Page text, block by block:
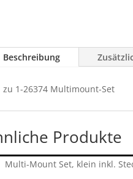
Beschreibung
zu 1-26374 Multimount-Set
Produkte